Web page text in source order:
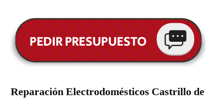
Reparación Electrodomésticos Castrillo de